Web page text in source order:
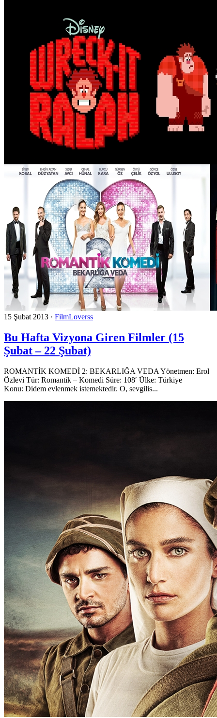
15 Şubat 2013 · FilmLoverss
Bu Hafta Vizyona Giren Filmler (15
Şubat – 22 Şubat)
ROMANTİK KOMEDİ 2: BEKARLIĞA VEDA Yönetmen: Erol
Özlevi Tür: Romantik – Komedi Süre: 108′ Ülke: Türkiye
Konu: Didem evlenmek istemektedir. O, sevgilis...